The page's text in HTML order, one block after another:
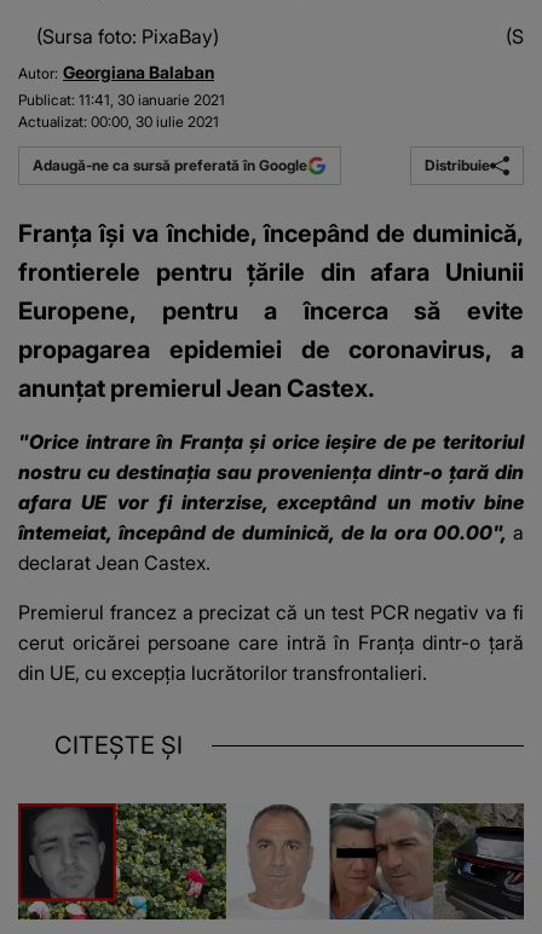
(Sursa foto: PixaBay)
Autor: Georgiana Balaban
Publicat: 11:41, 30 ianuarie 2021
Actualizat: 00:00, 30 iulie 2021
Adaugă-ne ca sursă preferată în Google Distribuie
Franţa îşi va închide, începând de duminică,
frontierele pentru ţările din afara Uniunii
Europene, pentru a încerca să evite
propagarea epidemiei de coronavirus, a
anunţat premierul Jean Castex.
"Orice intrare în Franţa şi orice ieşire de pe teritoriul
nostru cu destinaţia sau provenienţa dintr-o ţară din
afara UE vor fi interzise, exceptând un motiv bine
întemeiat, începând de duminică, de la ora 00.00", a
declarat Jean Castex.
Premierul francez a precizat că un test PCR negativ va fi
cerut oricărei persoane care intră în Franţa dintr-o ţară
din UE, cu excepţia lucrătorilor transfrontalieri.
CITEȘTE ȘI